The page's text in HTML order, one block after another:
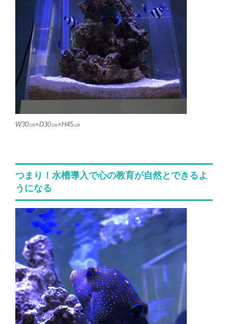
W30㎝×D30㎝×H45㎝
つまり！水槽導入で心の教育が自然とできるよ
うになる